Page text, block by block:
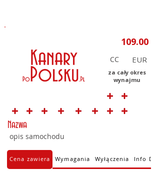
CC
za cały okres
wynajmu
Nazwa
opis samochodu
Cena zawiera Wymagania Wyłączenia Info